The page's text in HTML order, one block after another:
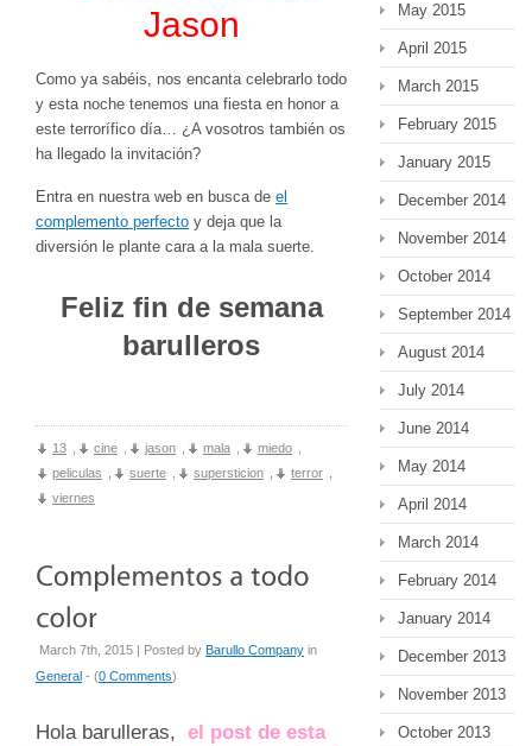
Jason
Como ya sabéis, nos encanta celebrarlo todo
y esta noche tenemos una fiesta en honor a
este terrorífico día… ¿A vosotros también os
ha llegado la invitación?
Entra en nuestra web en busca de el
complemento perfecto y deja que la
diversión le plante cara a la mala suerte.
Feliz fin de semana
barulleros
13 cine jason mala miedo
peliculas
suerte supersticion terror
viernes
March 7th, 2015 | Posted by Barullo Company in
General - (0 Comments)
Hola barulleras, el post de esta
May 2015
April 2015
March 2015
February 2015
January 2015
December 2014
November 2014
October 2014
September 2014
August 2014
July 2014
June 2014
May 2014
April 2014
March 2014
February 2014
January 2014
December 2013
November 2013
October 2013